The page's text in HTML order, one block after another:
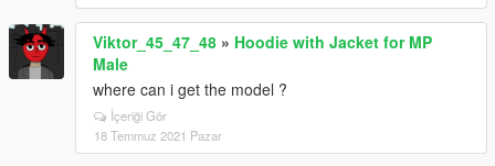
Viktor_45_47_48 » Hoodie with Jacket for MP
Male
where can i get the model ?
İçeriği Gör
18 Temmuz 2021 Pazar